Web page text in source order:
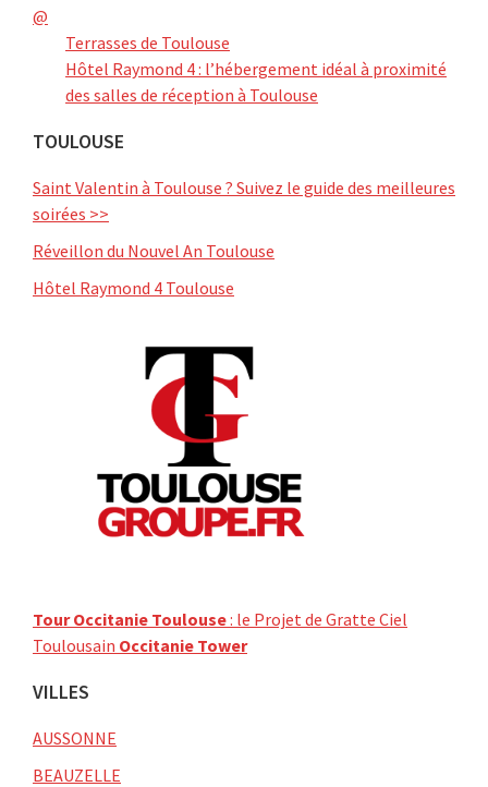
@
Terrasses de Toulouse
Hôtel Raymond 4 : l’hébergement idéal à proximité
des salles de réception à Toulouse
TOULOUSE
Saint Valentin à Toulouse ? Suivez le guide des meilleures
soirées >>
Réveillon du Nouvel An Toulouse
Hôtel Raymond 4 Toulouse
Tour Occitanie Toulouse: le Projet de Gratte Ciel
Toulousain Occitanie Tower
VILLES
AUSSONNE
BEAUZELLE